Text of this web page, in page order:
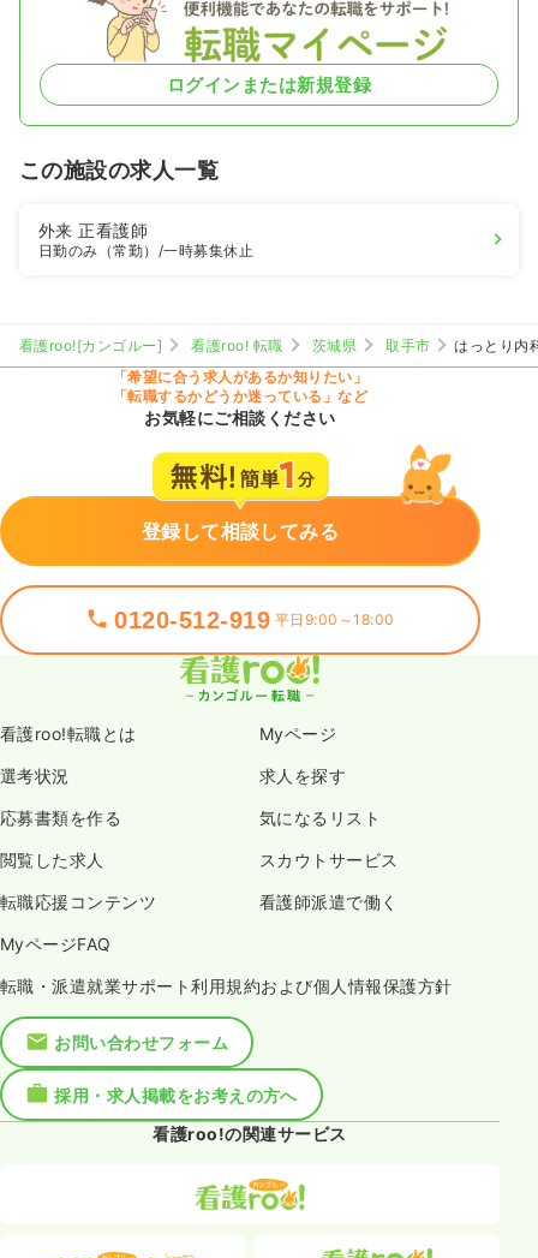
ログインまたは新規登録
この施設の求人一覧
外来正看護師
日勤のみ（常勤） /一時募集休止
看護roo![カンゴルー] 看護roo! 転職 茨城県 取手市
はっとり内
「希望に合う求人があるか知りたい」
「転職するかどうか迷っている」など
お気軽にご相談ください
登録して相談してみる
0120-512-919 平日9:00～18:00
看護roo!転職とは Myページ
選考状況 求人を探す
応募書類を作る 気になるリスト
閲覧した求人 スカウトサービス
転職応援コンテンツ 看護師派遣で働く
MyページFAQ
転職・派遣就業サポート利用規約および個人情報保護方針
お問い合わせフォーム
採用・求人掲載をお考えの方へ
看護roo!の関連サービス